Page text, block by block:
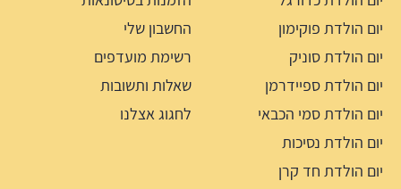
יום הולדת פוקימון
יום הולדת סוניק
יום הולדת ספיידרמן
יום הולדת סמי הכבאי
יום הולדת נסיכות
יום הולדת חד קרן
החשבון שלי
רשימת מועדפים
שאלות ותשובות
לחגוג אצלנו